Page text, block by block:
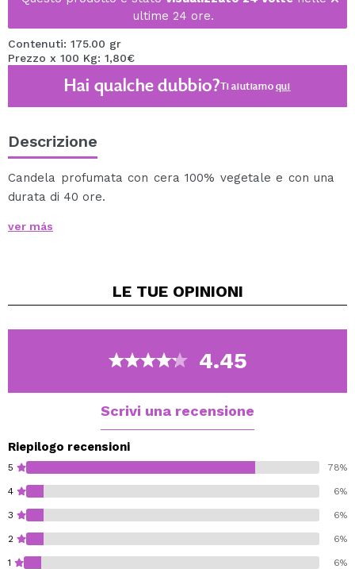
ultime 24 ore.
Contenuti: 175.00 gr
Prezzo x 100 Kg: 1,80€
Hai qualche dubbio?Ti aiutiamoqui
Descrizione
Candela profumata con cera 100% vegetale e con una
durata di 40 ore.
vaniglia esotica e agrumi dei Caraibi.
ver más
LE TUE OPINIONI
4.45
Scrivi una recensione
Riepilogo recensioni
5 78%
4 6%
3 6%
2 6%
1 6%